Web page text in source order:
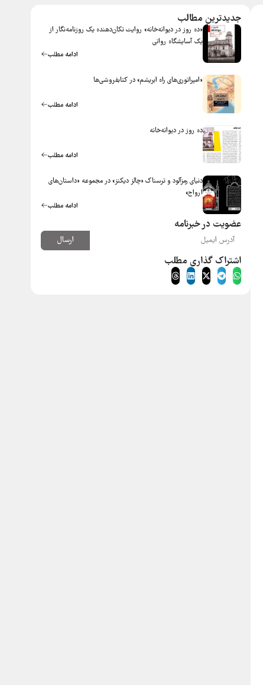
جدیدترین مطالب
«ده روز در دیوانه‌خانه» روایت تکان‌دهنده یک روزنامه‌نگار از
یک آسایشگاه روانی
ادامه مطلب
«امپراتوری‌های راه ابریشم» در کتابفروشی‌ها
ادامه مطلب
ده روز در ديوانه‌خانه
ادامه مطلب
دنیای رمزآلود و ترسناک «چالز دیکنز» در مجموعه «داستان‌های
ارواح»
ادامه مطلب
عضویت در خبرنامه
ارسال
اشتراک گذاری مطلب